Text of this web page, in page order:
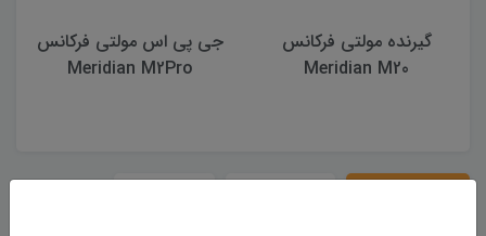
جی پی اس مولتی فرکانس
Meridian M2Pro
گیرنده مولتی فرکانس
Meridian M20L